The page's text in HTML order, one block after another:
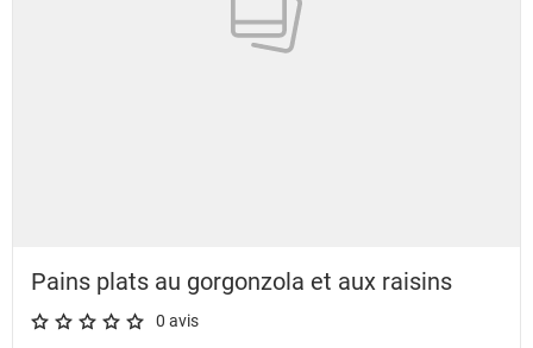
Pains plats au gorgonzola et aux raisins
A star rating of 0 out of 5.
0 avis